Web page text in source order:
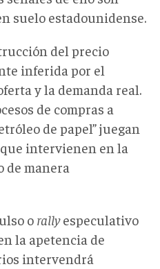
suelo estadounidense.
del precio
inferida por el
y la demanda real.
de compras a
de papel” juegan
intervienen en la
de manera
o rallyespeculativo
la apetencia de
intervendrá